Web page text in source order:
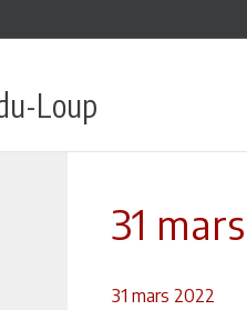
Loup
31
31 mars 2022